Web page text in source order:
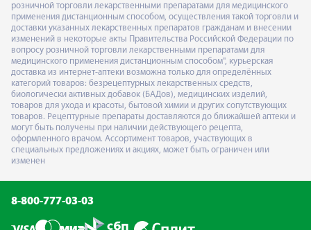
розничной торговли лекарственными препаратами для медицинского
применения дистанционным способом, осуществления такой торговли и
доставки указанных лекарственных препаратов гражданам и внесении
изменений в некоторые акты Правительства Российской Федерации по
вопросу розничной торговли лекарственными препаратами для
медицинского применения дистанционным способом", курьерская
доставка из интернет-аптеки возможна только для определённых
категорий товаров: безрецептурных лекарственных средств,
биологически активных добавок (БАДов), медицинских изделий,
товаров для ухода и красоты, бытовой химии и других сопутствующих
товаров. Рецептурные препараты доставляются до ближайшей аптеки и
могут быть получены при наличии действующего рецепта,
оформленного врачом. Ассортимент товаров, участвующих в
специальных предложениях и акциях, может быть ограничен или
изменен
8-800-777-03-03